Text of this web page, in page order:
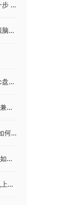
探路脑机交互 人工神经元通信再进一步 相关成果发表于《自然·电子学》
大脑受伤后如何复原？ 全球首个蝾螈脑再生时空图谱问世
cmd命令怎么进入d盘文件夹？清理c盘垃圾的cmd命令是什么？
兼容模式什么意思？浏览器怎么设置兼容模式？
苹果如何登录instagram？苹果国内如何注册instagram？
显卡驱动怎么更新？英伟达显卡驱动如何安装？
iphone怎么设置上网？苹果手机怎么上网？